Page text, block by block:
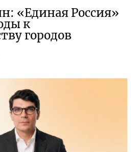
«Единая Россия»
к
городов